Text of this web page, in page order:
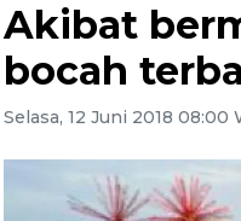
Akibat
bocah
Selasa, 12 Juni 2018 08:00